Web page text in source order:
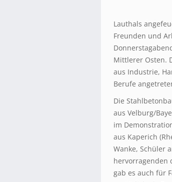
Lauthals
Freunden und
Mittlerer Osten.
aus Industrie,
Berufe
Die
aus Velburg/
im
aus Kaperich
Wanke, Schüler
hervorragenden
gab es auch für